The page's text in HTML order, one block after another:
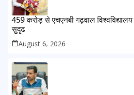
459 करोड़ से एचएनबी गढ़वाल
सुदृढ
August 6, 2026